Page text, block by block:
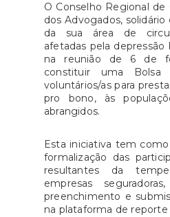
O Conselho Regional
dos Advogados,
da sua área de
afetadas pela depressão
na reunião de 6 de
constituir uma Bolsa
voluntários/as para
pro bono, às
abrangidos.
Esta iniciativa tem
formalização das
resultantes da
empresas
preenchimento e
na plataforma de reporte